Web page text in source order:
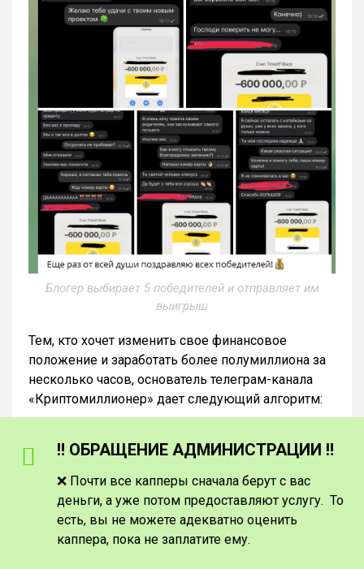
Блогер выбирает 5 победителей и отправляет им
выигрыш
Тем, кто хочет изменить свое финансовое
положение и заработать более полумиллиона за
несколько часов, основатель телеграм-канала
«Криптомиллионер» дает следующий алгоритм:
‼️ ОБРАЩЕНИЕ АДМИНИСТРАЦИИ ‼️
❌ Почти все капперы сначала берут с вас
деньги, а уже потом предоставляют услугу. То
есть, вы не можете адекватно оценить
каппера, пока не заплатите ему.